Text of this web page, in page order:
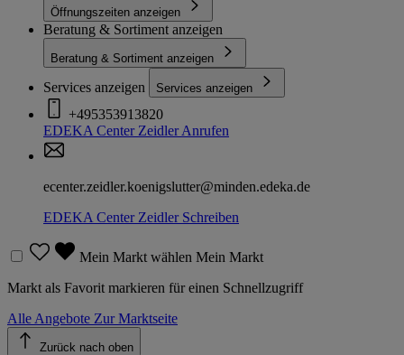
Öffnungszeiten anzeigen
Beratung & Sortiment anzeigen
Beratung & Sortiment anzeigen
Services anzeigen Services anzeigen
+495353913820
EDEKA Center ZeidlerAnrufen
ecenter.zeidler.koenigslutter@minden.edeka.de
EDEKA Center ZeidlerSchreiben
Mein Markt wählen Mein Markt
Markt als Favorit markieren für einen Schnellzugriff
Alle Angebote Zur Marktseite
Zurück nach oben